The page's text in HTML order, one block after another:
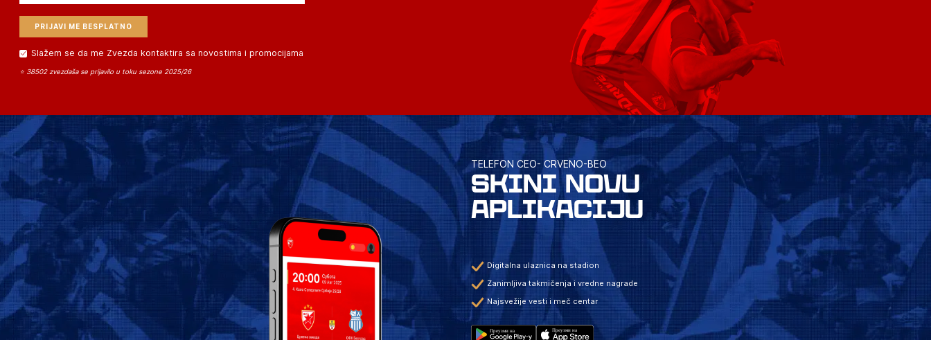
Slažem se da me Zvezda kontaktira sa novostima i promocijama
⭐ 38502 zvezdaša se prijavilo u toku sezone 2025/26
TELEFON CEO- CRVENO-BEO
SKINI NOVU
APLIKACIJU
Digitalna ulaznica na stadion
Zanimljiva takmičenja i vredne nagrade
Najsvežije vesti i meč centar